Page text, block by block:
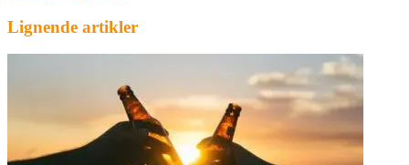
Lignende artikler